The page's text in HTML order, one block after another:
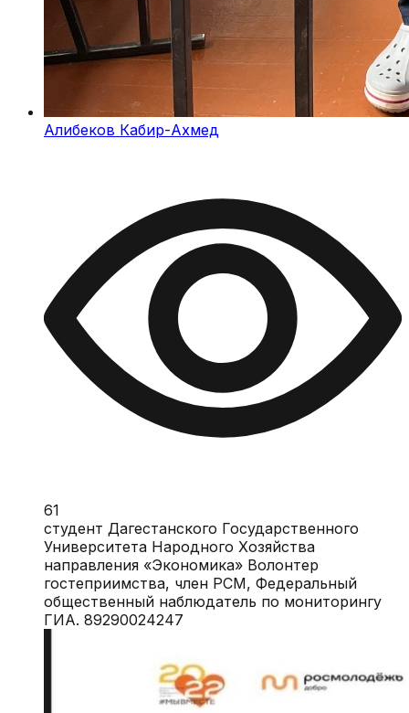
Алибеков Кабир-Ахмед
61
студент Дагестанского Государственного
Университета Народного Хозяйства
направления «Экономика» Волонтер
гостеприимства, член РСМ, Федеральный
общественный наблюдатель по мониторингу
ГИА. 89290024247